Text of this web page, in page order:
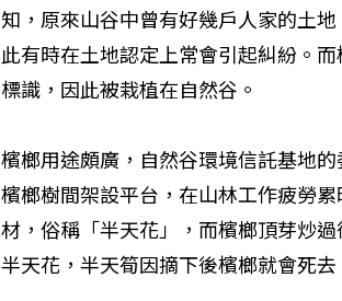
知，原來山谷中曾有好幾戶人家的土
此有時在土地認定上常會引起糾紛。
標識，因此被栽植在自然谷。
檳榔用途頗廣，自然谷環境信託基地
檳榔樹間架設平台，在山林工作疲勞
材，俗稱「半天花」，而檳榔頂芽炒
半天花，半天筍因摘下後檳榔就會死